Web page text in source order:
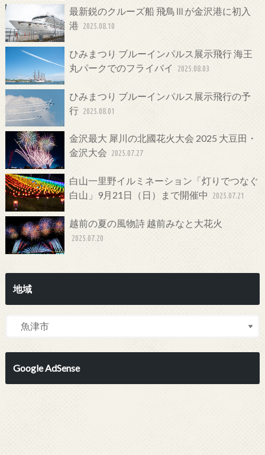
最新鋭のクルーズ船 飛鳥Ⅲが金沢港に初入
港 2025.08.10
ひみまつり ブルーインパルス展示飛行 海王
丸パークでのフライバイ
2025.08.03
ひみまつり ブルーインパルス展示飛行の予
行 2025.08.01
金沢最大 犀川の北國花火大会 2025 大豆田・
金沢大会 2025.07.27
白山一里野イルミネーション「灯りでつなぐ
白山」9月21日（日）まで開催中
2025.07.21
越前の夏の風物詩 越前みなと大花火
2025.07.20
地域
Google AdSense